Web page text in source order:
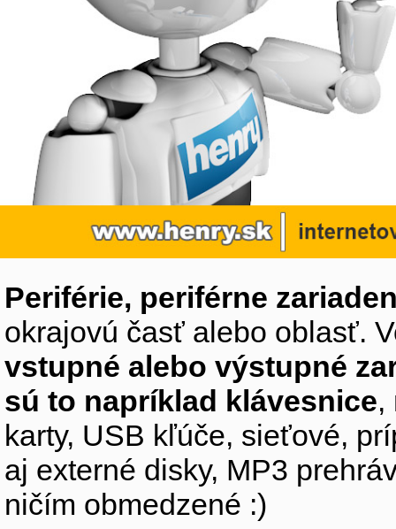
Periférie, periférne
okrajovú časť alebo oblasť.
vstupné alebo výstupné
sú to napríklad klávesnice,
karty, USB kľúče, sieťové,
aj externé disky, MP3
ničím obmedzené :)